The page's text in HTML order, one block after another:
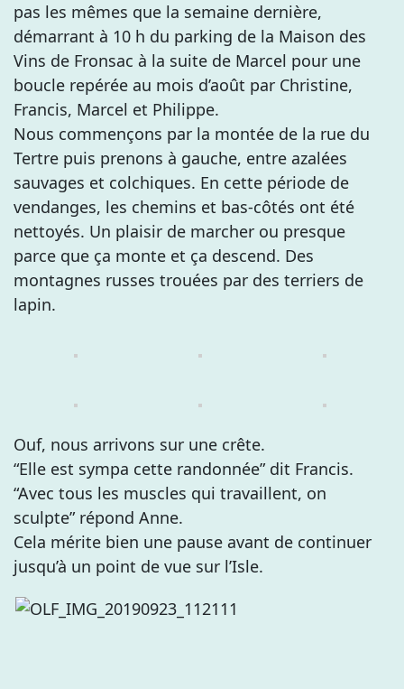
pas les mêmes que la semaine dernière,
démarrant à 10 h du parking de la Maison des
Vins de Fronsac à la suite de Marcel pour une
boucle repérée au mois d’août par Christine,
Francis, Marcel et Philippe.
Nous commençons par la montée de la rue du
Tertre puis prenons à gauche, entre azalées
sauvages et colchiques. En cette période de
vendanges, les chemins et bas-côtés ont été
nettoyés. Un plaisir de marcher ou presque
parce que ça monte et ça descend. Des
montagnes russes trouées par des terriers de
lapin.
Ouf, nous arrivons sur une crête.
“Elle est sympa cette randonnée” dit Francis.
“Avec tous les muscles qui travaillent, on
sculpte” répond Anne.
Cela mérite bien une pause avant de continuer
jusqu’à un point de vue sur l’Isle.